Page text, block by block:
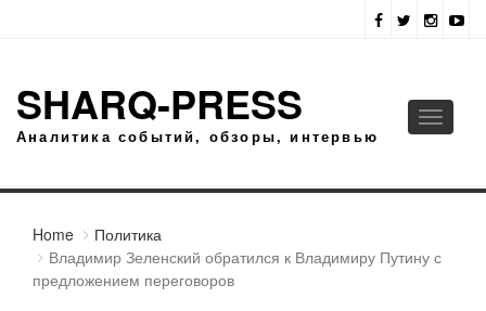
SHARQ-PRESS
Аналитика событий, обзоры, интервью
Toggle
Home
Политика
Владимир Зеленский обратился к Владимиру Путину с
предложением переговоров